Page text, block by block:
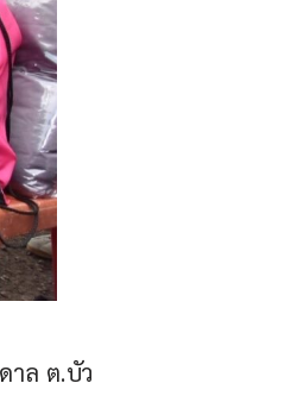
าล ต.บัว